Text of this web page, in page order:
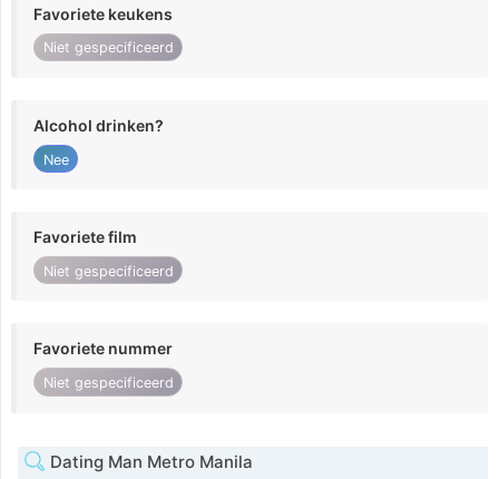
Favoriete keukens
Niet gespecificeerd
Alcohol drinken?
Nee
Favoriete film
Niet gespecificeerd
Favoriete nummer
Niet gespecificeerd
Dating Man Metro Manila